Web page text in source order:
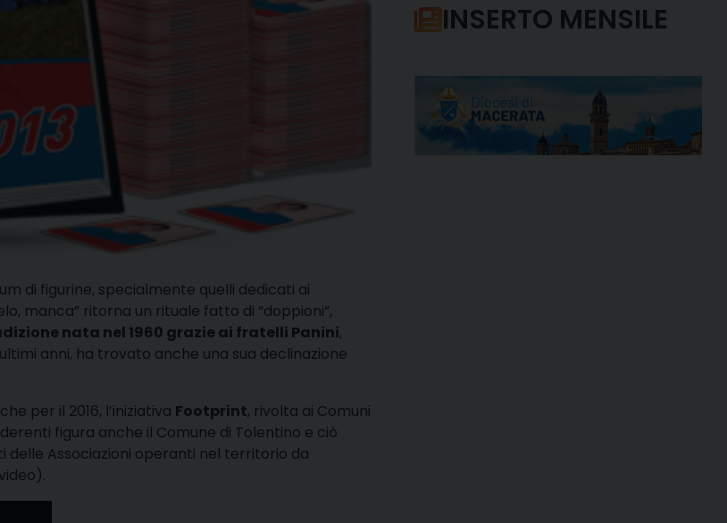
di figurine, specialmente quelli dedicati ai
manca” ritorna un rituale fatto di “doppioni”,
nata nel 1960 grazie ai fratelli Panini,
anni, ha trovato anche una sua declinazione
per il 2016, l’iniziativa Footprint, rivolta ai Comuni
figura anche il Comune di Tolentino e ciò
Associazioni operanti nel territorio da
INSERTO MENSILE